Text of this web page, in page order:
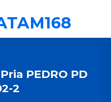
PEDRO PD
2